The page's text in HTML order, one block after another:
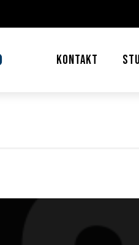
KONTAKT